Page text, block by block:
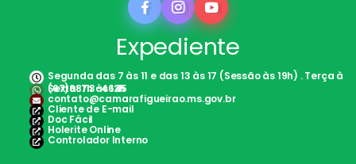
Expediente
Segunda das 7 às 11 e das 13 às 17 (Sessão às 19h) . Terça à
Sexta: 7h às 12h
(67)98113-4645
contato@camarafigueirao.ms.gov.br
Cliente de E-mail
Doc Fácil
Holerite Online
Controlador Interno